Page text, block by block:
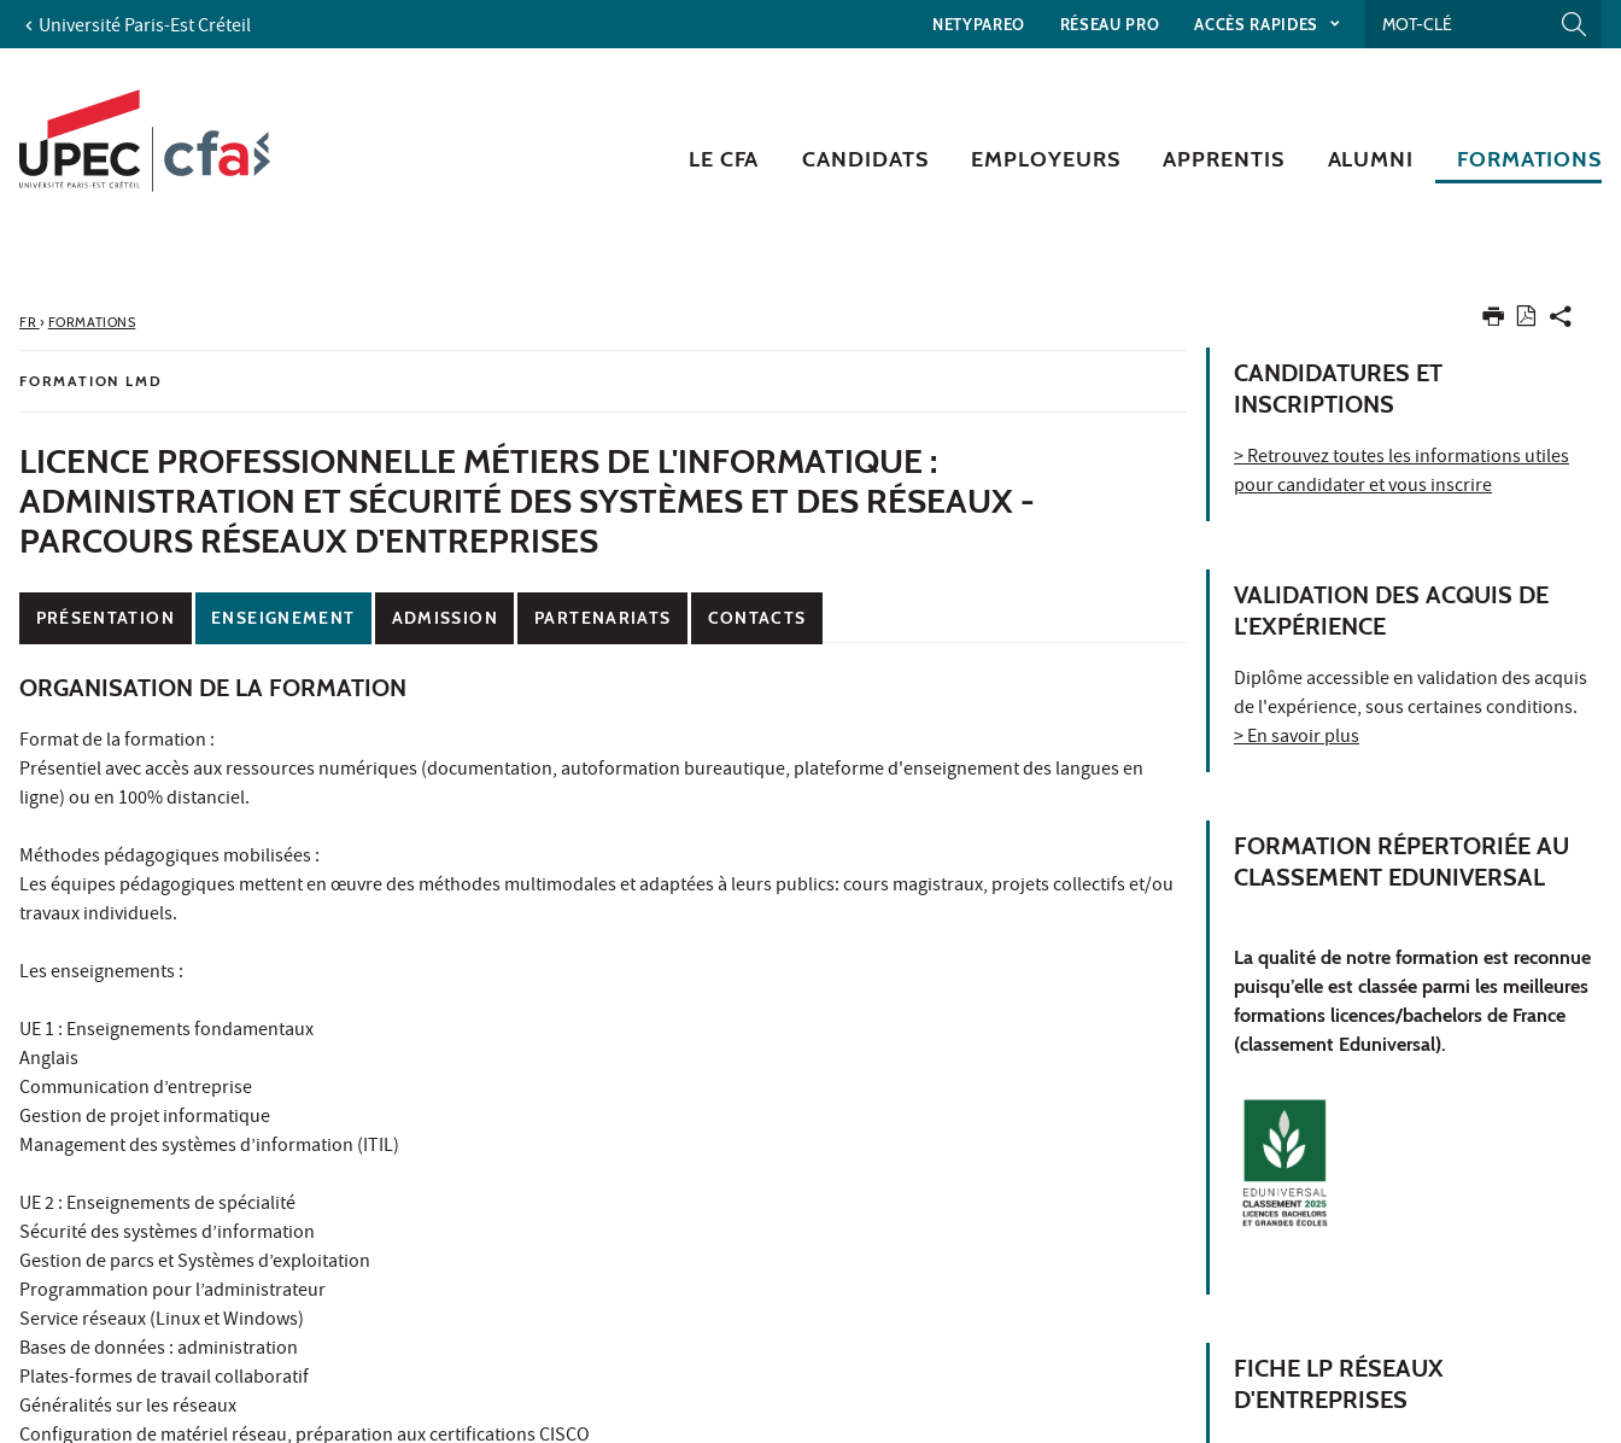
Aller au contenu
Accès directs
Recherche
Université Paris-Est Créteil NETYPAREO RÉSEAU PRO ACCÈS RAPIDES
LE CFA CANDIDATS EMPLOYEURS APPRENTIS ALUMNI FORMATIONS
FR › FORMATIONS
FORMATION LMD
LICENCE PROFESSIONNELLE MÉTIERS DE L'INFORMATIQUE :
ADMINISTRATION ET SÉCURITÉ DES SYSTÈMES ET DES RÉSEAUX -
PARCOURS RÉSEAUX D'ENTREPRISES
PRÉSENTATION ENSEIGNEMENT ADMISSION PARTENARIATS CONTACTS
ORGANISATION DE LA FORMATION
Format de la formation :
Présentiel avec accès aux ressources numériques (documentation, autoformation bureautique, plateforme d'enseignement des langues en
ligne) ou en 100% distanciel.
Méthodes pédagogiques mobilisées :
Les équipes pédagogiques mettent en œuvre des méthodes multimodales et adaptées à leurs publics: cours magistraux, projets collectifs et/ou
travaux individuels.
Les enseignements :
UE 1 : Enseignements fondamentaux
Anglais
Communication d’entreprise
Gestion de projet informatique
Management des systèmes d’information (ITIL)
UE 2 : Enseignements de spécialité
Sécurité des systèmes d’information
Gestion de parcs et Systèmes d’exploitation
Programmation pour l’administrateur
Service réseaux (Linux et Windows)
Bases de données : administration
Plates-formes de travail collaboratif
Généralités sur les réseaux
Configuration de matériel réseau, préparation aux certifications CISCO
CANDIDATURES ET
INSCRIPTIONS
> Retrouvez toutes les informations utiles
pour candidater et vous inscrire
VALIDATION DES ACQUIS DE
L'EXPÉRIENCE
Diplôme accessible en validation des acquis
de l'expérience, sous certaines conditions.
> En savoir plus
FORMATION RÉPERTORIÉE AU
CLASSEMENT EDUNIVERSAL
La qualité de notre formation est reconnue
puisqu’elle est classée parmi les meilleures
formations licences/bachelors de France
(classement Eduniversal).
FICHE LP RÉSEAUX
D'ENTREPRISES